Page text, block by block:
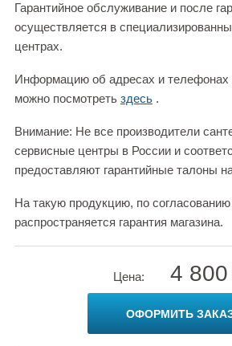
Гарантийное обслуживание и после
осуществляется в
центрах.
Информацию об адресах и телефонах
можно посмотреть здесь .
Внимание: Не все производители
сервисные центры в России и
предоставляют гарантийные талоны
На такую продукцию, по
распространяется гарантия магазина.
Цена: 4
ОФОРМИТЬ